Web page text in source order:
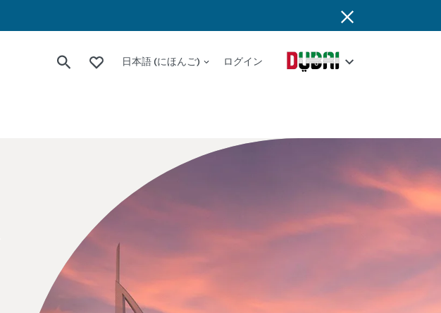
日本語 (にほんご) ログイン